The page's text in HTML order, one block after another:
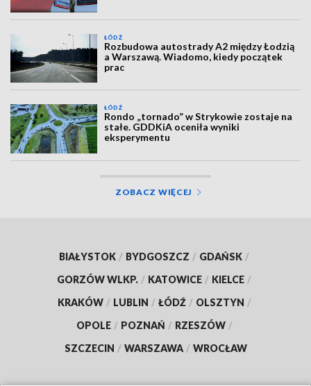
ŁÓDŹ
Rozbudowa autostrady A2 między Łodzią
a Warszawą. Wiadomo, kiedy początek
prac
ŁÓDŹ
Rondo „tornado” w Strykowie zostaje na
stałe. GDDKiA oceniła wyniki
eksperymentu
ZOBACZ WIĘCEJ
BIAŁYSTOK / BYDGOSZCZ / GDAŃSK /
GORZÓW WLKP. / KATOWICE / KIELCE /
KRAKÓW / LUBLIN / ŁÓDŹ / OLSZTYN /
OPOLE / POZNAŃ / RZESZÓW /
SZCZECIN / WARSZAWA / WROCŁAW